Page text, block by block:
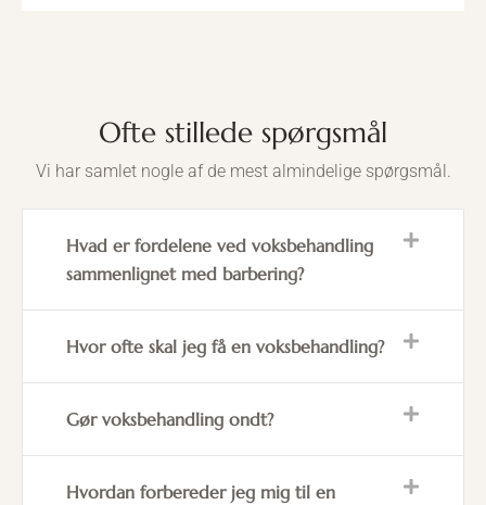
Ofte stillede spørgsmål
Vi har samlet nogle af de mest almindelige spørgsmål.
Hvad er fordelene ved voksbehandling
sammenlignet med barbering?
Hvor ofte skal jeg få en voksbehandling?
Gør voksbehandling ondt?
Hvordan forbereder jeg mig til en